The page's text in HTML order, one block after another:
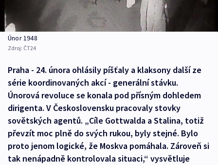
Únor 1948
Zdroj: ČT24
Praha - 24. února ohlásily píšťaly a klaksony další ze
série koordinovaných akcí - generální stávku.
Únorová revoluce se konala pod přísným dohledem
dirigenta. V Československu pracovaly stovky
sovětských agentů. „Cíle Gottwalda a Stalina, totiž
převzít moc plně do svých rukou, byly stejné. Bylo
proto jenom logické, že Moskva pomáhala. Zároveň si
tak nenápadně kontrolovala situaci,“ vysvětluje